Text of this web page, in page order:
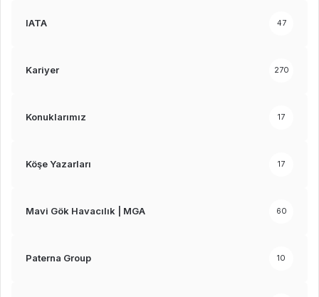
IATA 47
Kariyer 270
Konuklarımız 17
Köşe Yazarları 17
Mavi Gök Havacılık | MGA 60
Paterna Group 10